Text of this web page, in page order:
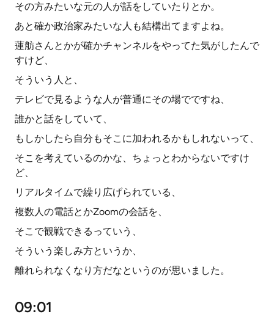
その方みたいな元の人が話をしていたりとか。
あと確か政治家みたいな人も結構出てますよね。
蓮舫さんとかが確かチャンネルをやってた気がしたんで
すけど、
そういう人と、
テレビで見るような人が普通にその場でですね、
誰かと話をしていて、
もしかしたら自分もそこに加われるかもしれないって、
そこを考えているのかな、ちょっとわからないですけ
ど、
リアルタイムで繰り広げられている、
複数人の電話とかZoomの会話を、
そこで観戦できるっていう、
そういう楽しみ方というか、
離れられなくなり方だなというのが思いました。
09:01